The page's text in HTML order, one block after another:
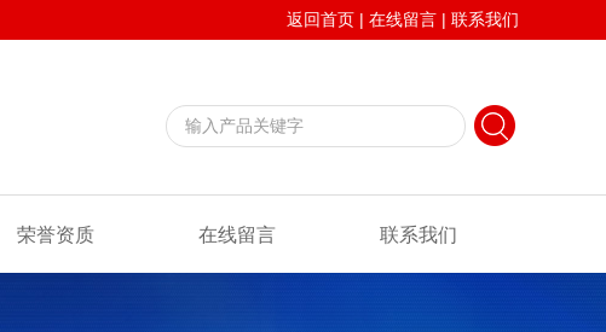
返回首页 | 在线留言 | 联系我们
荣誉资质 在线留言 联系我们